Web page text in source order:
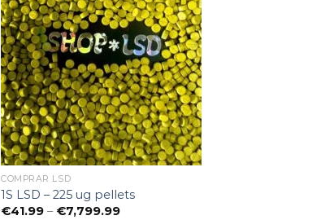
COMPRAR LSD
1S LSD – 225 ug pellets
€41.99 – €7,799.99Preisspanne: